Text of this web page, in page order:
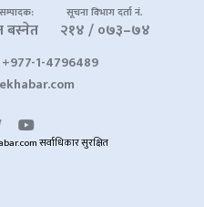
बस्नेत
सूचना विभाग दर्ता नं.
२१४ / ०७३–७४
1-4796489
सर्वाधिकार सुरक्षित